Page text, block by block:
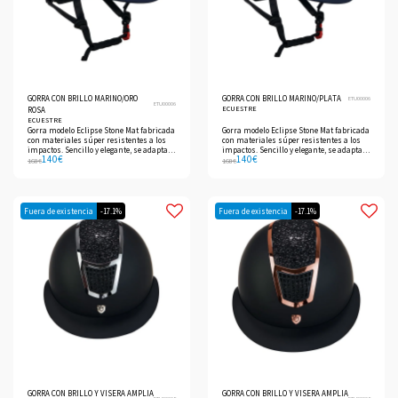
GORRA CON BRILLO MARINO/ORO
ROSA
ETU00006
ECUESTRE
Gorra modelo Eclipse Stone Mat fabricada
con materiales súper resistentes a los
impactos. Sencillo y elegante, se adapta a
todas las disciplinas.
168€140€
GORRA CON BRILLO MARINO/PLATA ETU00006
ECUESTRE
Gorra modelo Eclipse Stone Mat fabricada
con materiales súper resistentes a los
impactos. Sencillo y elegante, se adapta a
todas las disciplinas.
168€140€
Fuera de existencia -17.1%
GORRA CON BRILLO Y VISERA AMPLIA
Fuera de existencia -17.1%
GORRA CON BRILLO Y VISERA AMPLIA